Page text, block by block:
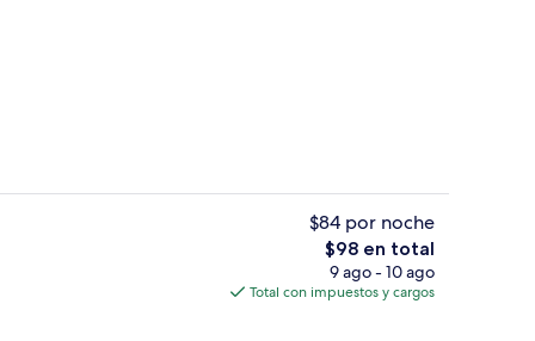
Recepción
$84 por noche
El
precio
total
$98 en total
9 ago - 10 ago
Total con impuestos y cargos